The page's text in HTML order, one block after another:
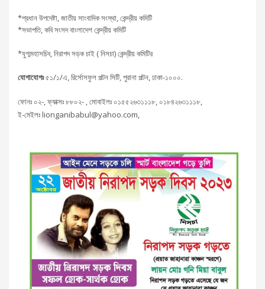
*প্রধান উপদেষ্টা, জাতীয় সাংবাদিক সংস্থা, কেন্দ্রীয় কমিটি
*সভাপতি, কবি সংসদ বাংলাদেশ কেন্দ্রীয় কমিটি
*যুগ্মমহাসচিব, নিরাপদ সড়ক চাই ( নিসচা) কেন্দ্রীয় কমিটির
যোগাযোগঃ৫১/১/এ, রির্সোসফুল পল্টন সিটি, পুরানা পল্টন, ঢাকা-১০০০.
ফোনঃ ০২-, ফ্যাক্সঃ ৮৮০২- , মোবাইলঃ ০১৫৫২৬৩১১১৮, ০১৮৪২৬৩১১১৮,
ই-মেইলঃ lionganibabul@yahoo.com,